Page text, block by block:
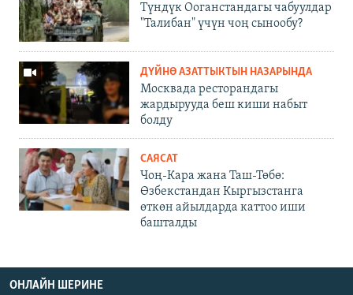
Түндүк Ооганстандагы чабуулдар
"Талибан" үчүн чоң сынообу?
ДҮЙНӨ АЗАТТЫКТЫН НАЗАРЫНДА
Москвада ресторандагы
жардырууда беш киши набыт
болду
САЯСАТ
Чоң-Кара жана Таш-Төбө:
Өзбекстандан Кыргызстанга
өткөн айылдарда каттоо иши
башталды
ОНЛАЙН ШЕРИНЕ